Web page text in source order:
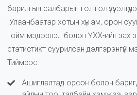
барилгын салбарын гол гол
Улаанбаатар хотын хүн ам, орон
тойм мэдээлэл болон ҮХХ-ийн зах
статистикт суурилсан дэлгэрэнгүй
Тиймээс:
Ашиглалтад орсон болон